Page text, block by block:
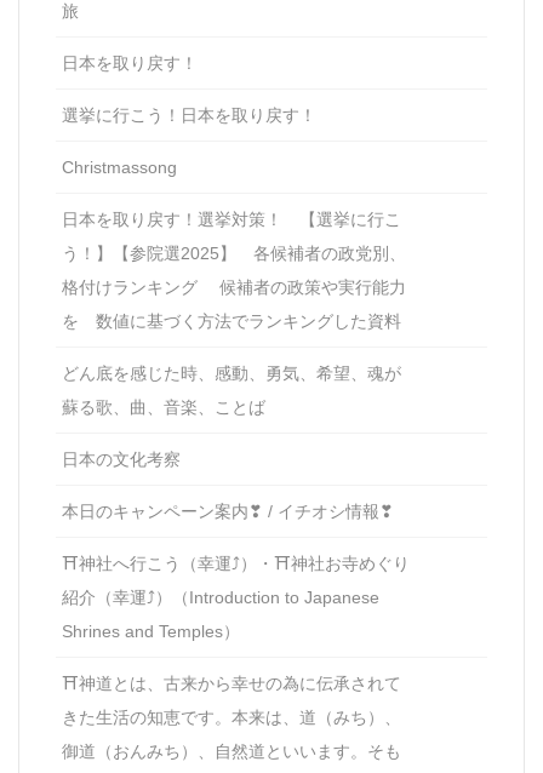
旅
日本を取り戻す！
選挙に行こう！日本を取り戻す！
Christmassong
日本を取り戻す！選挙対策！ 【選挙に行こ
う！】【参院選2025】 各候補者の政党別、
格付けランキング 候補者の政策や実行能力
を 数値に基づく方法でランキングした資料
どん底を感じた時、感動、勇気、希望、魂が
蘇る歌、曲、音楽、ことば
日本の文化考察
本日のキャンペーン案内❣ / イチオシ情報❣
⛩神社へ行こう（幸運⤴）・⛩神社お寺めぐり
紹介（幸運⤴）（Introduction to Japanese
Shrines and Temples）
⛩神道とは、古来から幸せの為に伝承されて
きた生活の知恵です。本来は、道（みち）、
御道（おんみち）、自然道といいます。そも